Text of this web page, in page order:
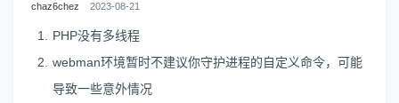
chaz6chez 2023-08-21
PHP没有多线程
webman环境暂时不建议你守护进程的自定义命令，可能
导致一些意外情况